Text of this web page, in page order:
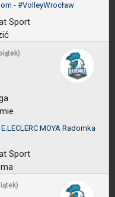
- #VolleyWrocław
Sport
MOYA Radomka
Sport